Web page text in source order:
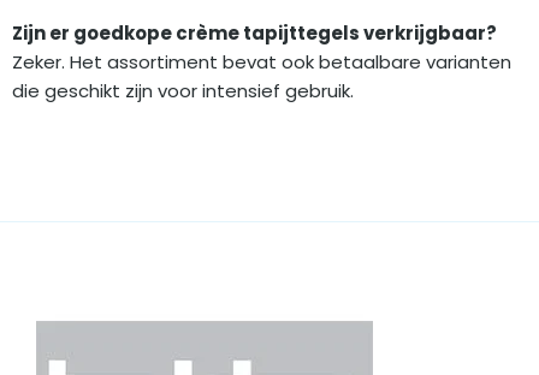
Zijn er goedkope crème tapijttegels verkrijgbaar?
Zeker. Het assortiment bevat ook betaalbare varianten
die geschikt zijn voor intensief gebruik.